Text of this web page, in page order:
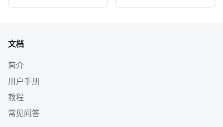
文档
简介
用户手册
教程
常见问答